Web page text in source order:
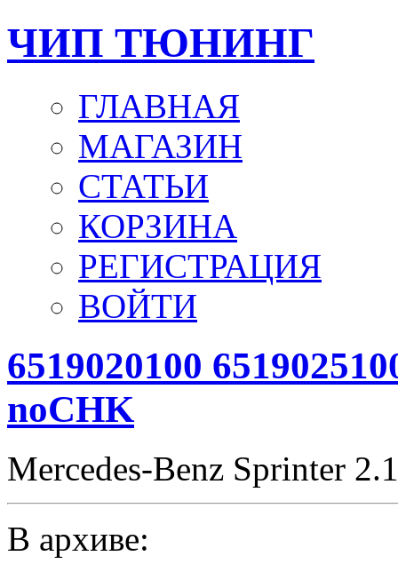
ЧИП ТЮНИНГ
ГЛАВНАЯ
МАГАЗИН
СТАТЬИ
КОРЗИНА
РЕГИСТРАЦИЯ
ВОЙТИ
6519020100
noCHK
Mercedes-Benz Sprinter
В архиве: